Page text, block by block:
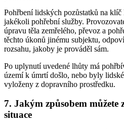
Pohřbení lidských pozůstatků na
jakékoli pohřební služby.
úpravu těla zemřelého, převoz a
těchto úkonů jinému subjektu,
rozsahu, jakoby je prováděl sám.
Po uplynutí uvedené lhůty má
území k úmrtí došlo, nebo byly
vyloženy z dopravního prostředku.
7. Jakým způsobem můžete
situace